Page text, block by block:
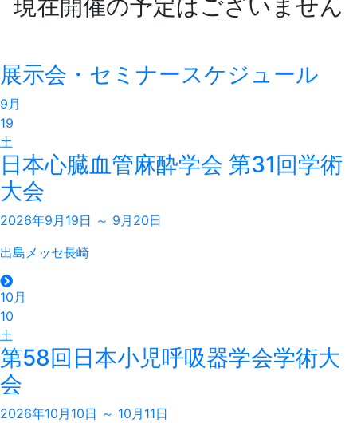
現在開催の予定はございません
展示会・セミナースケジュール
9月
19
土
日本心臓血管麻酔学会 第31回学術
大会
2026年9月19日 ～ 9月20日
出島メッセ長崎
10月
10
土
第58回日本小児呼吸器学会学術大
会
2026年10月10日 ～ 10月11日